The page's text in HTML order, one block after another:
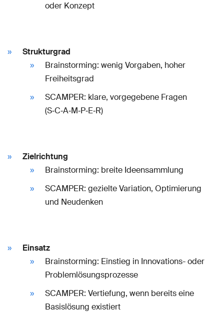
oder Konzept
Strukturgrad
Brainstorming: wenig Vorgaben, hoher
Freiheitsgrad
SCAMPER: klare, vorgegebene Fragen
(S‑C‑A‑M‑P‑E‑R)
Zielrichtung
Brainstorming: breite Ideensammlung
SCAMPER: gezielte Variation, Optimierung
und Neudenken
Einsatz
Brainstorming: Einstieg in Innovations- oder
Problemlösungsprozesse
SCAMPER: Vertiefung, wenn bereits eine
Basislösung existiert